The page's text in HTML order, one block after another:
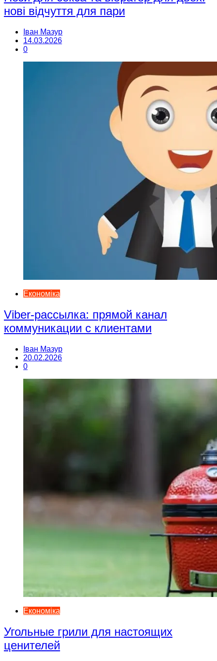
нові відчуття для пари
Іван Мазур
14.03.2026
0
Економіка
Viber-рассылка: прямой канал
коммуникации с клиентами
Іван Мазур
20.02.2026
0
Економіка
Угольные грили для настоящих
ценителей